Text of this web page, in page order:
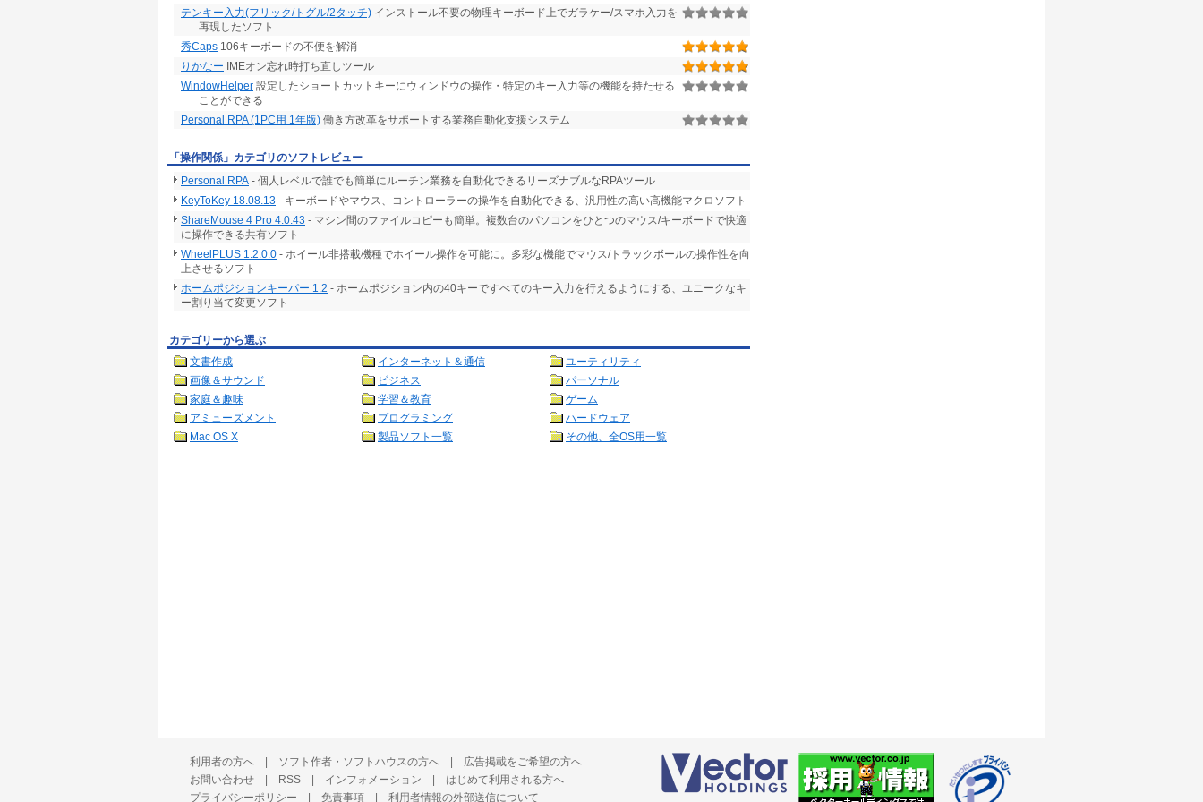
テンキー入力(フリック/トグル/2タッチ) インストール不要の物理キーボード上でガラケー/スマホ入力を
再現したソフト
秀Caps 106キーボードの不便を解消
りかなー IMEオン忘れ時打ち直しツール
WindowHelper 設定したショートカットキーにウィンドウの操作・特定のキー入力等の機能を持たせる
ことができる
Personal RPA (1PC用 1年版) 働き方改革をサポートする業務自動化支援システム
「操作関係」カテゴリのソフトレビュー
Personal RPA - 個人レベルで誰でも簡単にルーチン業務を自動化できるリーズナブルなRPAツール
KeyToKey 18.08.13 - キーボードやマウス、コントローラーの操作を自動化できる、汎用性の高い高機能マクロソフト
ShareMouse 4 Pro 4.0.43 - マシン間のファイルコピーも簡単。複数台のパソコンをひとつのマウス/キーボードで快適
に操作できる共有ソフト
WheelPLUS 1.2.0.0 - ホイール非搭載機種でホイール操作を可能に。多彩な機能でマウス/トラックボールの操作性を向
上させるソフト
ホームポジションキーパー 1.2 - ホームポジション内の40キーですべてのキー入力を行えるようにする、ユニークなキ
ー割り当て変更ソフト
カテゴリーから選ぶ
文書作成
インターネット＆通信
ユーティリティ
画像＆サウンド
ビジネス
パーソナル
家庭＆趣味
学習＆教育
ゲーム
アミューズメント
プログラミング
ハードウェア
Mac OS X
製品ソフト一覧 その他、全OS用一覧
利用者の方へ | ソフト作者・ソフトハウスの方へ | 広告掲載をご希望の方へ
お問い合わせ | RSS | インフォメーション | はじめて利用される方へ
プライバシーポリシー | 免責事項 | 利用者情報の外部送信について